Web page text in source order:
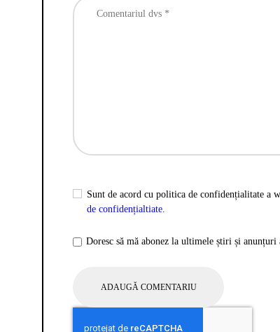
Sunt de acord cu politica de confidențialitate a
de confidențialtiate.
Doresc să mă abonez la ultimele știri și